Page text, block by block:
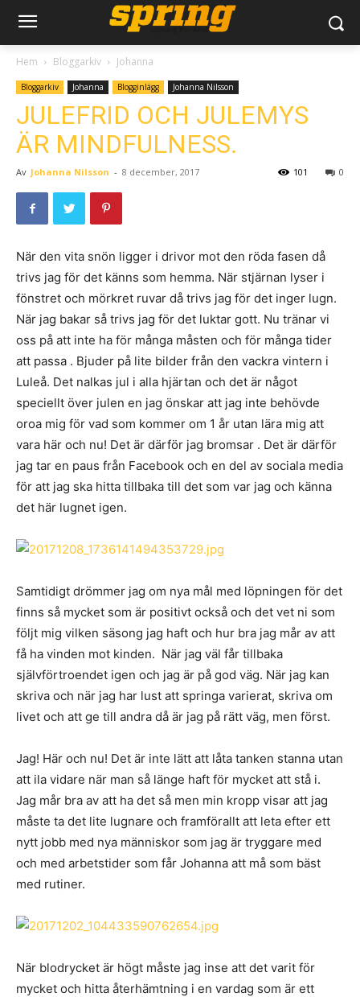
Hem Bloggarkiv Johanna
Bloggarkiv Johanna Blogginlägg Johanna Nilsson
JULEFRID OCH JULEMYS
ÄR MINDFULNESS.
Av Johanna Nilsson - 8 december, 2017 0
101
När den vita snön ligger i drivor mot den röda fasen då
trivs jag för det känns som hemma. När stjärnan lyser i
fönstret och mörkret ruvar då trivs jag för det inger lugn.
När jag bakar så trivs jag för det luktar gott. Nu tränar vi
oss på att inte ha för många måsten och för många tider
att passa . Bjuder på lite bilder från den vackra vintern i
Luleå. Det nalkas jul i alla hjärtan och det är något
speciellt över julen en jag önskar att jag inte behövde
oroa mig för vad som kommer om 1 år utan lära mig att
vara här och nu! Det är därför jag bromsar . Det är därför
jag tar en paus från Facebook och en del av sociala media
för att jag ska hitta tillbaka till det som var jag och känna
det här lugnet igen.
Samtidigt drömmer jag om nya mål med löpningen för det
finns så mycket som är positivt också och det vet ni som
följt mig vilken säsong jag haft och hur bra jag mår av att
få ha vinden mot kinden. När jag väl får tillbaka
självförtroendet igen och jag är på god väg. När jag kan
skriva och när jag har lust att springa varierat, skriva om
livet och att ge till andra då är jag på rätt väg, men först.
Jag! Här och nu! Det är inte lätt att låta tanken stanna utan
att ila vidare när man så länge haft för mycket att stå i.
Jag mår bra av att ha det så men min kropp visar att jag
måste ta det lite lugnare och framförallt att leta efter ett
nytt jobb med nya människor som jag är tryggare med
och med arbetstider som får Johanna att må som bäst
med rutiner.
När blodrycket är högt måste jag inse att det varit för
mycket och hitta återhämtning i en vardag som är ett